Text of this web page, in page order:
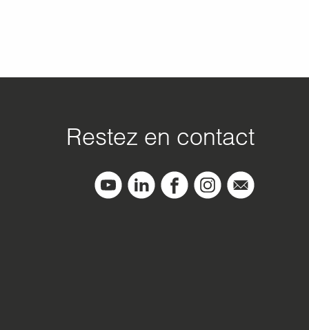
Restez en contact